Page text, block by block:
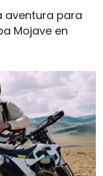
aventura para
Mojave en